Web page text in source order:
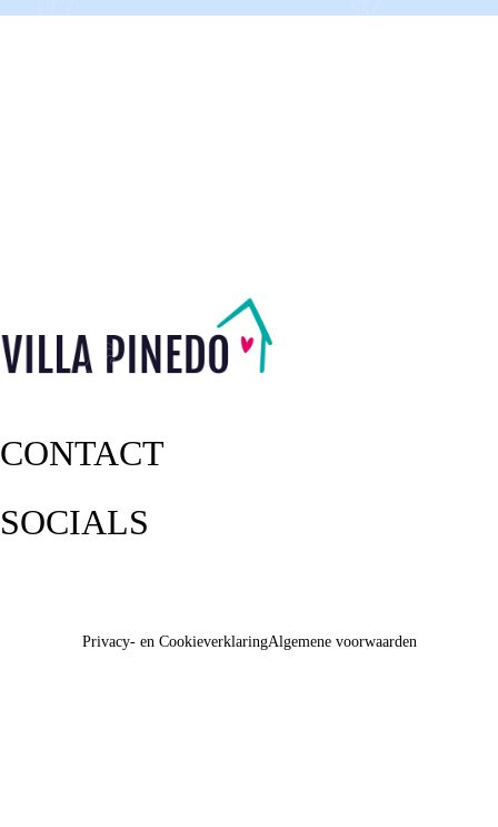
CONTACT
SOCIALS
Privacy- en CookieverklaringAlgemene voorwaarden